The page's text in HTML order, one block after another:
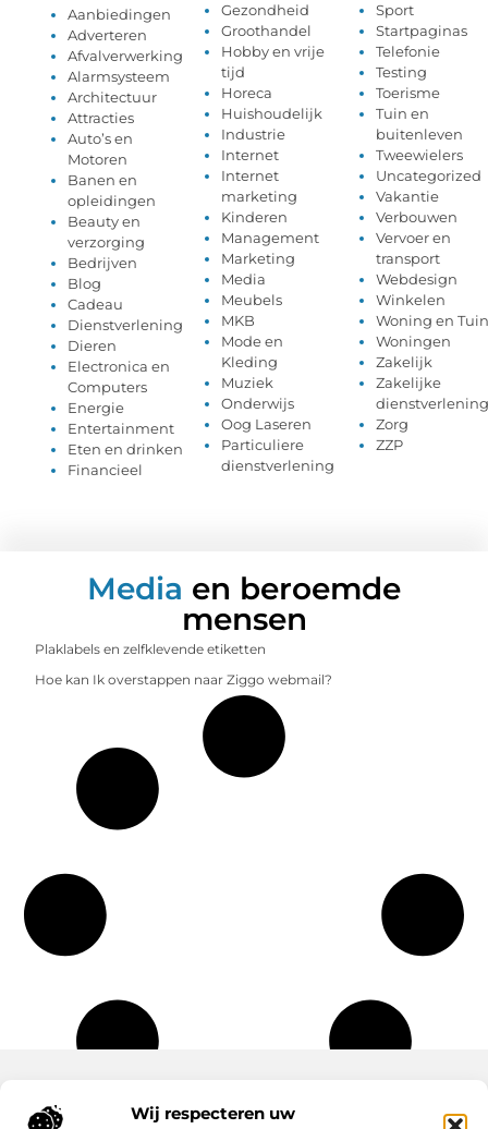
Wij respecteren uw
Aanbiedingen
Adverteren
Afvalverwerking
Alarmsysteem
Architectuur
Attracties
Auto’s en
Motoren
Banen en
opleidingen
Beauty en
verzorging
Bedrijven
Blog
Cadeau
Dienstverlening
Dieren
Electronica en
Computers
Energie
Entertainment
Eten en drinken
Financieel
Gezondheid
Groothandel
Hobby en vrije
tijd
Horeca
Huishoudelijk
Industrie
Internet
Internet
marketing
Kinderen
Management
Marketing
Media
Meubels
MKB
Mode en
Kleding
Muziek
Onderwijs
Oog Laseren
Particuliere
dienstverlening
Sport
Startpaginas
Telefonie
Testing
Toerisme
Tuin en
buitenleven
Tweewielers
Uncategorized
Vakantie
Verbouwen
Vervoer en
transport
Webdesign
Winkelen
Woning en Tuin
Woningen
Zakelijk
Zakelijke
dienstverlening
Zorg
ZZP
Media en beroemde
mensen
Plaklabels en zelfklevende etiketten
Hoe kan Ik overstappen naar Ziggo webmail?